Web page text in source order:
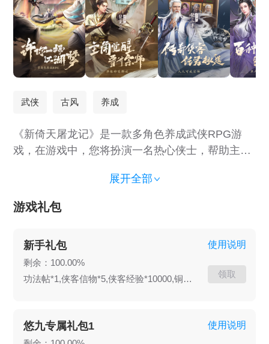
武侠 古风 养成
《新倚天屠龙记》是一款多角色养成武侠RPG游
戏，在游戏中，您将扮演一名热心侠士，帮助主角
从江湖小虾米到武林至尊的跨越。 有别于其他卡牌
的抽奖模式，游戏中的所有侠客将根据主线进度逐
渐开放招募权限，即使躺平式玩家也能将传奇侠客
了！ 游戏中有上百种武林功法绝学、数十种绝世神
兵利器可供玩家选择，进行自由搭配组合，同样的
阵容亦能玩出不一样的花活。 江湖世界版图更可容
梦！
展开全部
游戏礼包
新手礼包
剩余：100.00%
功法帖*1,侠客信物*5,侠客经验*10000,铜币*80000
使用说明
领取
悠九专属礼包1 使用说明